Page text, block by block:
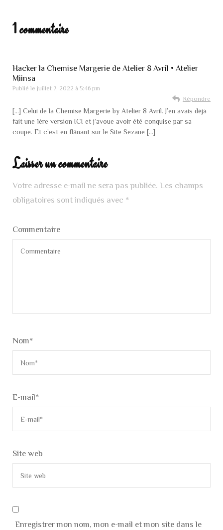
1 commentaire
Hacker la Chemise Margerie de Atelier 8 Avril • Atelier
Miinsa
Publié le juillet 7, 2022 à 5:46 pm
Répondre
[…] Celui de la Chemise Margerie by Atelier 8 Avril. J’en avais déjà
fait une 1ère version ICI et j’avoue avoir été conquise par sa
coupe. Et c’est en flânant sur le Site Sezane […]
Laisser un commentaire
Votre adresse e-mail ne sera pas publiée. Les champs
obligatoires sont indiqués avec *
Commentaire
Nom*
E-mail*
Site web
Enregistrer mon nom, mon e-mail et mon site dans le